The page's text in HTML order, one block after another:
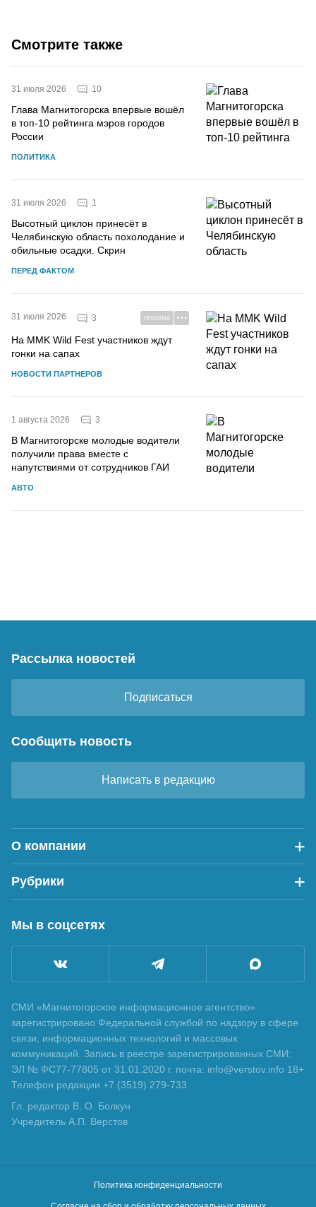
Смотрите также
31 июля 2026 10
Глава Магнитогорска впервые вошёл
в топ-10 рейтинга мэров городов
России
ПОЛИТИКА
31 июля 2026 1
Высотный циклон принесёт в
Челябинскую область похолодание и
обильные осадки. Скрин
ПЕРЕД ФАКТОМ
31 июля 2026 3 РЕКЛАМА
На MMK Wild Fest участников ждут
гонки на сапах
НОВОСТИ ПАРТНЕРОВ
1 августа 2026 3
В Магнитогорске молодые водители
получили права вместе с
напутствиями от сотрудников ГАИ
АВТО
Рассылка новостей
Подписаться
Сообщить новость
Написать в редакцию
О компании
Рубрики
Мы в соцсетях
СМИ «Магнитогорское информационное агентство»
зарегистрировано Федеральной службой по надзору в сфере
связи, информационных технологий и массовых
коммуникаций. Запись в реестре зарегистрированных СМИ:
ЭЛ № ФС77-77805 от 31.01.2020 г. почта: info@verstov.info 18+
Телефон редакции +7 (3519) 279-733
Гл. редактор В. О. Болкун
Учредитель А.П. Верстов
Политика конфиденциальности